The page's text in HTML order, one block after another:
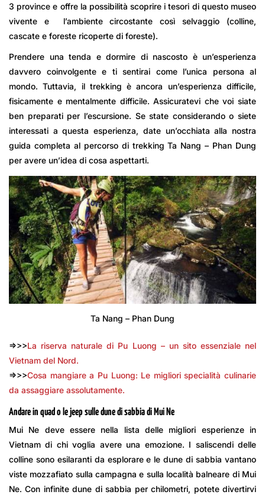
3 province e offre la possibilità scoprire i tesori di questo museo
vivente e l’ambiente circostante così selvaggio (colline,
cascate e foreste ricoperte di foreste).
Prendere una tenda e dormire di nascosto è un’esperienza
davvero coinvolgente e ti sentirai come l’unica persona al
mondo. Tuttavia, il trekking è ancora un’esperienza difficile,
fisicamente e mentalmente difficile. Assicuratevi che voi siate
ben preparati per l’escursione. Se state considerando o siete
interessati a questa esperienza, date un’occhiata alla nostra
guida completa al percorso di trekking Ta Nang – Phan Dung
per avere un’idea di cosa aspettarti.
Ta Nang – Phan Dung
=>>>La riserva naturale di Pu Luong – un sito essenziale nel
Vietnam del Nord.
=>>>Cosa mangiare a Pu Luong: Le migliori specialità culinarie
da assaggiare assolutamente.
Andare in quad o le jeep sulle dune di sabbia di Mui Ne
Mui Ne deve essere nella lista delle migliori esperienze in
Vietnam di chi voglia avere una emozione. I saliscendi delle
colline sono esilaranti da esplorare e le dune di sabbia vantano
viste mozzafiato sulla campagna e sulla località balneare di Mui
Ne. Con infinite dune di sabbia per chilometri, potete divertirvi